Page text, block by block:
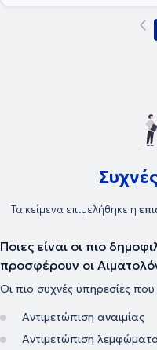
Τα κείμενα επιμελήθηκε η
Ποιες είναι οι πιο
προσφέρουν οι
Οι πιο συχνές υπηρεσίες
Αντιμετώπιση αναιμίας
Αντιμετώπιση